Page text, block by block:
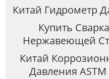
Китай Гидрометр
Купить
Нержавеющей
Китай
Давления